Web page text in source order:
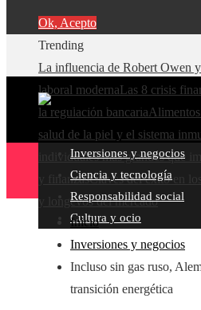
Ok, Acepto
Trending
La influencia de Robert Owen
laboral modernaLas 8 crisis
la regulación bancaria
salud de la piel y el sistema
individuales más grandes que
y finanzasClaves del éxito en
y longevos del mercado
Inversiones y negocios
Ciencia y tecnología
Responsabilidad social
Cultura y ocio
Inicio
Inversiones y negocios
Incluso sin gas ruso,
transición energética